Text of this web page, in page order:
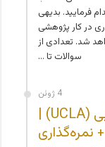
فرمایید. بدیهی
در کار پژوهشی
شد. تعدادی از
سوالات تا …
4 ژوئن
دانلود پرسشنامه احساس تنهایی (UCLA) |
نمره‌گذاری